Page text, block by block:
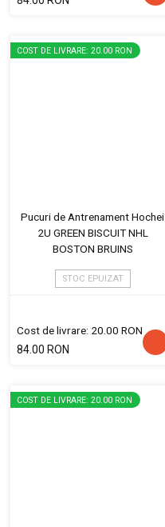
COST DE LIVRARE: 20.00 RON
Pucuri de Antrenament Hochei
2U GREEN BISCUIT NHL
BOSTON BRUINS
STOC EPUIZAT
Cost de livrare: 20.00 RON
84.00 RON
COST DE LIVRARE: 20.00 RON